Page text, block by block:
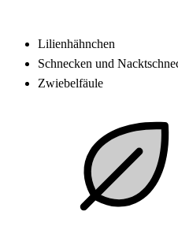
Lilienhähnchen
Schnecken und
Zwiebelfäule